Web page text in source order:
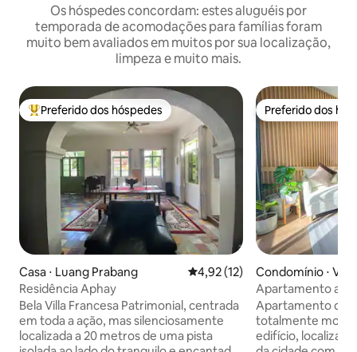
Os hóspedes concordam: estes aluguéis por
temporada de acomodações para famílias foram
muito bem avaliados em muitos por sua localização,
limpeza e muito mais.
Entre os melhores preferidos dos hóspedes
Preferido dos hóspedes
Casa ⋅ Luang Prabang 4,92 de uma avaliação média
4,92 (12)
Residência Aphay
Bela Villa Francesa Patrimonial, centrada
em toda a ação, mas silenciosamente
localizada a 20 metros de uma pista
Preferido dos
Preferido dos
Condomínio ⋅
Apartamento
para alugar
Apartamento de
totalmente
edifício,